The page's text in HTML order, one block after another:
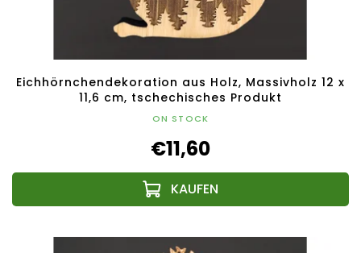
Eichhörnchendekoration aus Holz, Massivholz 12 x
11,6 cm, tschechisches Produkt
ON STOCK
€11,60